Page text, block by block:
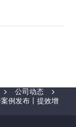
公司动态
例发布丨提效增